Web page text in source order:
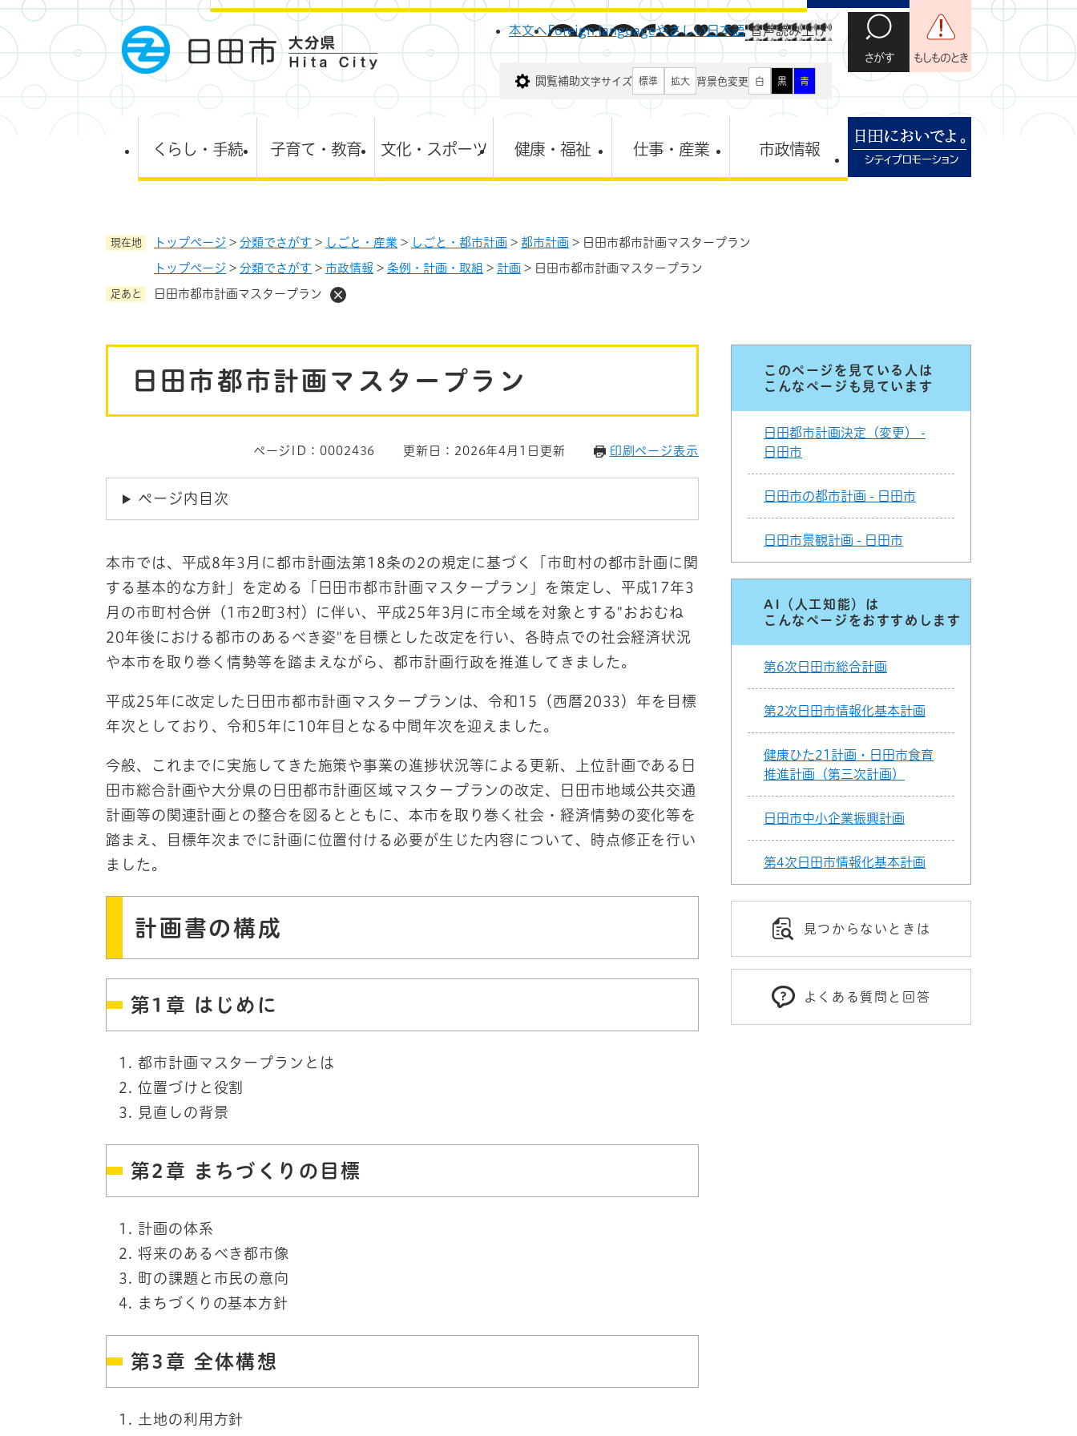
ペ
ー
の
メニューを飛ばして本文へ
本文へForeign languageやさしい日本語 音声読み上げ
閲覧補助文字サイズ 標準 拡大 背景色変更 白 黒 青
さがす もしものとき
くらし・手続 子育て・教育 文化・スポーツ 健康・福祉 仕事・産業 市政情報
現在地 トップページ > 分類でさがす > しごと・産業 > しごと・都市計画 > 都市計画 > 日田市都市計画マスタープラン
トップページ > 分類でさがす > 市政情報 > 条例・計画・取組 > 計画 > 日田市都市計画マスタープラン
足あと 日田市都市計画マスタープラン
日田市都市計画マスタープラン
ページID：0002436 更新日：2026年4月1日更新 印刷ページ表示
ページ内目次
本市では、平成8年3月に都市計画法第18条の2の規定に基づく「市町村の都市計画に関
する基本的な方針」を定める「日田市都市計画マスタープラン」を策定し、平成17年3
月の市町村合併（1市2町3村）に伴い、平成25年3月に市全域を対象とする"おおむね
20年後における都市のあるべき姿"を目標とした改定を行い、各時点での社会経済状況
や本市を取り巻く情勢等を踏まえながら、都市計画行政を推進してきました。
平成25年に改定した日田市都市計画マスタープランは、令和15（西暦2033）年を目標
年次としており、令和5年に10年目となる中間年次を迎えました。
今般、これまでに実施してきた施策や事業の進捗状況等による更新、上位計画である日
田市総合計画や大分県の日田都市計画区域マスタープランの改定、日田市地域公共交通
計画等の関連計画との整合を図るとともに、本市を取り巻く社会・経済情勢の変化等を
踏まえ、目標年次までに計画に位置付ける必要が生じた内容について、時点修正を行い
ました。
計画書の構成
第1章 はじめに
都市計画マスタープランとは
位置づけと役割
見直しの背景
第2章 まちづくりの目標
計画の体系
将来のあるべき都市像
町の課題と市民の意向
まちづくりの基本方針
第3章 全体構想
土地の利用方針
このページを見ている人は
こんなページも見ています
日田都市計画決定（変更） -
日田市
日田市の都市計画 - 日田市
日田市景観計画 - 日田市
AI（人工知能）は
こんなページをおすすめします
第6次日田市総合計画
第2次日田市情報化基本計画
健康ひた21計画・日田市食育
推進計画（第三次計画）
日田市中小企業振興計画
第4次日田市情報化基本計画
見つからないときは
よくある質問と回答